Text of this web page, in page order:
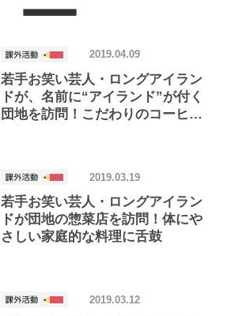
若手お笑い芸人・ロングアイラン
ドが、名前に“アイランド”が付く
団地を訪問！こだわりのコーヒー
2019.04.09
若手お笑い芸人・ロングアイラン
ドが団地の惣菜店を訪問！体にや
さしい家庭的な料理に舌鼓
2019.03.19
2019.03.12